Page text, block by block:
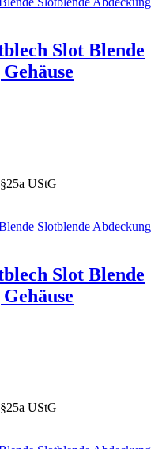
Slot Blende
UStG
Slot Blende
UStG